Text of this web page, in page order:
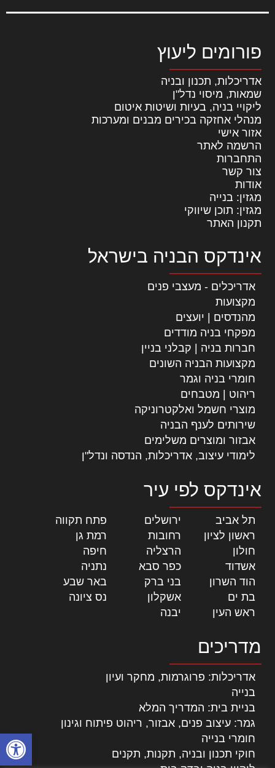
פתח
פורומים ליעוץ
אדריכלות, תכנון ובניה
שמאות, מיסוי נדל"ן
ליקויי בניה, בעיות ושיטות איטום
מנהלי אחזקה בכירים מבנים ומערכות
אזור אישי
הרשמה לאתר
התחברות
צור קשר
אודות
מגזין: בנייה
מגזין: תוכן שיווקי
תקנון האתר
אינדקס הבניה בישראל
אדריכלים - מעצבי פנים
מקצועות
מהנדסים | יועצים
מפקחי בניה מודדים
חברות בניה | קבלני בניין
מקצועות הבניה השונים
חומרי בניה וגמר
ריהוט | מטבחים
מוצרי חשמל ואלקטרוניקה
שירותים לענף הבניה
אבזור ומוצרים משלימים
לימודי עיצוב, אדריכלות, הנדסה ונדל"ן
אינדקס לפי עיר
תל אביב ירושלים פתח תקווה
ראשון לציון
רחובות רמת גן
חולון
הרצליה חיפה
אשדוד
כפר סבא נתניה
הוד השרון
בני ברק באר שבע
בת ים
אשקלון נס ציונה
ראש העין
יבנה
מדריכים
אדריכלות: פרוגרמות, מחקר ועיון
בנייה
בניית בית: המדריך המלא
גמר: עיצוב פנים, אבזור, ריהוט פיתוח וגינון
חומרי בנייה
חוקי תכנון ובניה, תקנות, תקנים